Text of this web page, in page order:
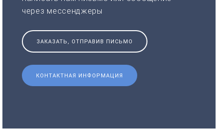
через мессенджеры
ЗАКАЗАТЬ, ОТПРАВИВ ПИСЬМО
КОНТАКТНАЯ ИНФОРМАЦИЯ